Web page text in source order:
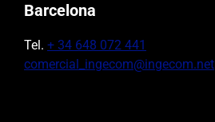
Barcelona
Tel. + 34 648 072 441
comercial_ingecom@ingecom.net